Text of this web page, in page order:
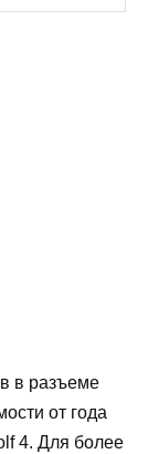
в разъеме
от года
4. Для более